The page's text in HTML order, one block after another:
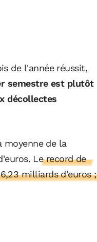
de l'année réussit,
semestre est plutôt
décollectes
moyenne de la
Le record de
milliards d'euros ;